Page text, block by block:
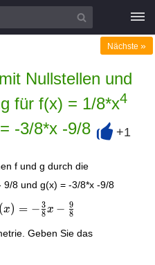
Nullstellen und
für f(x) = 1/8*x4
-3/8*x -9/8
Nächste »
+1
f und g durch die
9/8 und g(x) = -3/8*x -9/8
x
}
(x) = − 8
3x − 8
9
Geben Sie das